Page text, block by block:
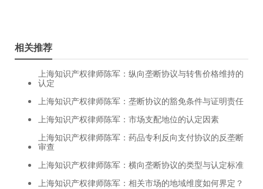
相关推荐
上海知识产权律师陈军：纵向垄断协议与转售价格维持的
认定
上海知识产权律师陈军：垄断协议的豁免条件与证明责任
上海知识产权律师陈军：市场支配地位的认定因素
上海知识产权律师陈军：药品专利反向支付协议的反垄断
审查
上海知识产权律师陈军：横向垄断协议的类型与认定标准
上海知识产权律师陈军：相关市场的地域维度如何界定？